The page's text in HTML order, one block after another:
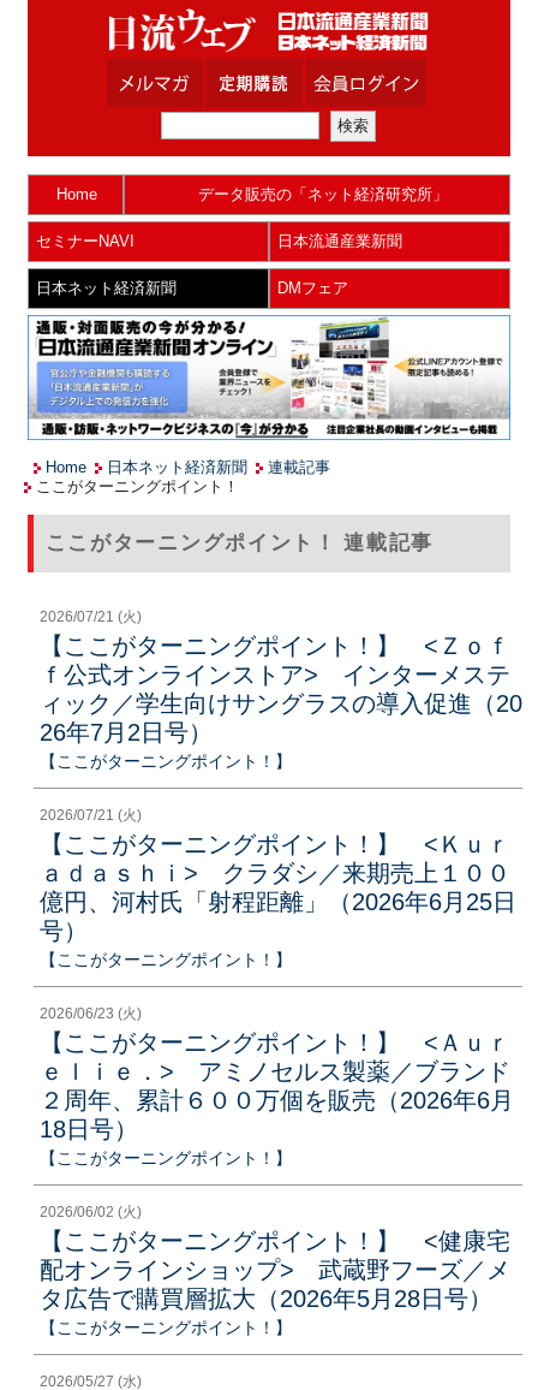
Home データ販売の「ネット経済研究所」
セミナーNAVI 日本流通産業新聞
日本ネット経済新聞 DMフェア
Home 日本ネット経済新聞
連載記事
ここがターニングポイント！
ここがターニングポイント！ 連載記事
2026/07/21 (火)
【ここがターニングポイント！】 <Ｚｏｆ
ｆ公式オンラインストア> インターメステ
ィック／学生向けサングラスの導入促進（20
26年7月2日号）
【ここがターニングポイント！】
2026/07/21 (火)
【ここがターニングポイント！】 <Ｋｕｒ
ａｄａｓｈｉ> クラダシ／来期売上１００
億円、河村氏「射程距離」（2026年6月25日
号）
【ここがターニングポイント！】
2026/06/23 (火)
【ここがターニングポイント！】 <Ａｕｒ
ｅｌｉｅ．> アミノセルス製薬／ブランド
２周年、累計６００万個を販売（2026年6月
18日号）
【ここがターニングポイント！】
2026/06/02 (火)
【ここがターニングポイント！】 <健康宅
配オンラインショップ> 武蔵野フーズ／メ
タ広告で購買層拡大（2026年5月28日号）
【ここがターニングポイント！】
2026/05/27 (水)